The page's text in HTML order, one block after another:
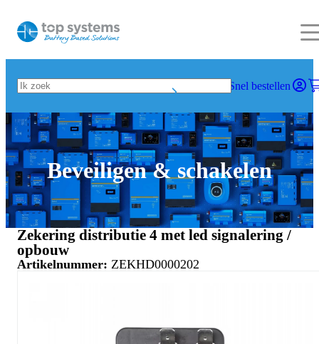
Snel bestellen
Beveiligen & schakelen
Zekering distributie 4 met led signalering /
opbouw
Artikelnummer: ZEKHD0000202